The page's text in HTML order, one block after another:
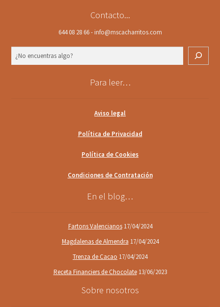
Contacto...
644 08 28 66 - info@mscacharritos.com
Para leer…
Aviso legal
Política de Privacidad
Política de Cookies
Condiciones de Contratación
En el blog…
Fartons Valencianos 17/04/2024
Magdalenas de Almendra 17/04/2024
Trenza de Cacao 17/04/2024
Receta Financiers de Chocolate 13/06/2023
Sobre nosotros